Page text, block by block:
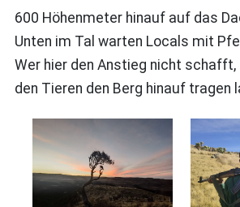
600 Höhenmeter hinauf auf das
Unten im Tal warten Locals mit
Wer hier den Anstieg nicht schafft,
den Tieren den Berg hinauf tragen